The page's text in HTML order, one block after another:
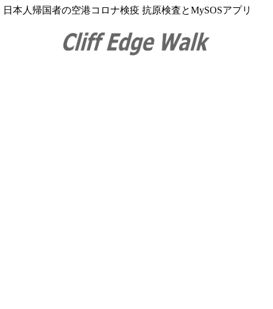
日本人帰国者の空港コロナ検疫 抗原検査とMySOSアプリ